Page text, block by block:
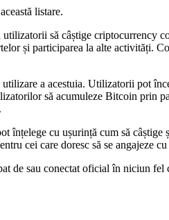
listare.
să câștige
și participarea la alte activități.
a acestuia. Utilizatorii pot
să acumuleze Bitcoin
înțelege cu ușurință cum să
cei care doresc să se angajeze
de sau conectat oficial în niciun